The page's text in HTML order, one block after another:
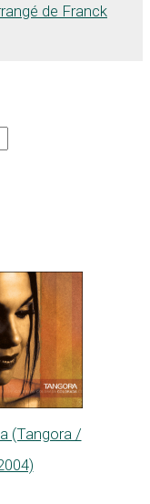
de Franck
(Tangora /